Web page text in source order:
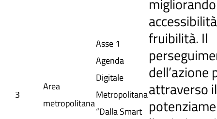
3
Area
metropolitana
Asse 1
Agenda
Digitale
Metropolitana
“Dalla Smart
fruibilità. Il
dell’azione
attraverso il